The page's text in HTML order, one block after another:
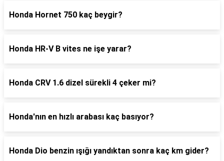
Honda Hornet 750 kaç beygir?
Honda HR-V B vites ne işe yarar?
Honda CRV 1.6 dizel sürekli 4 çeker mi?
Honda'nın en hızlı arabası kaç basıyor?
Honda Dio benzin ışığı yandıktan sonra kaç km gider?